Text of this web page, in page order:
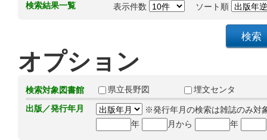
検索結果一覧 表示件数 ソート順
オプション
検索対象図書館 県立長野図
埋文センタ
出版／発行年月
※発行年月の検索は雑誌のみ対
年
月から 年